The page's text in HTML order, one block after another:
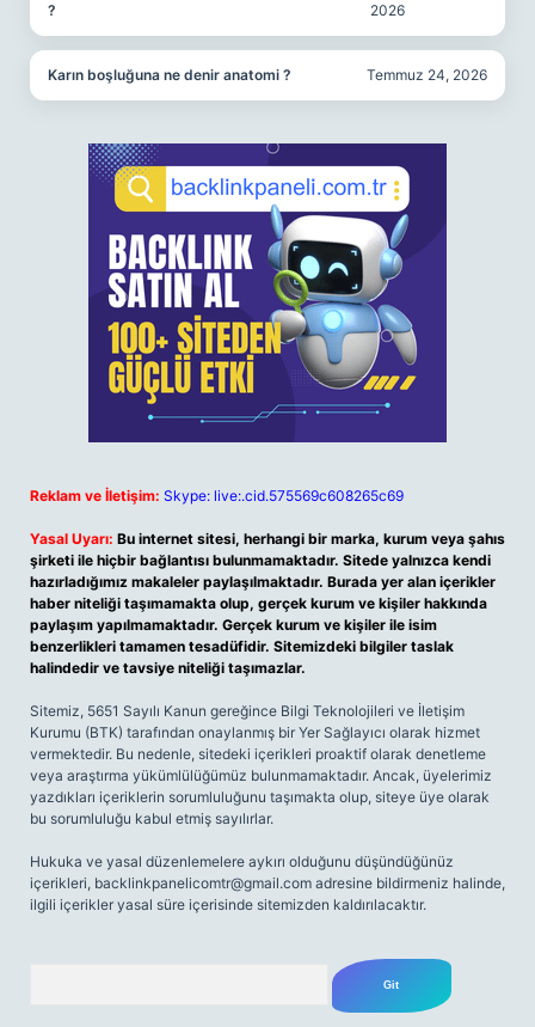
?
2026
Karın boşluğuna ne denir anatomi ? Temmuz 24, 2026
Reklam ve İletişim: Skype: live:.cid.575569c608265c69
Yasal Uyarı: Bu internet sitesi, herhangi bir marka, kurum veya şahıs
şirketi ile hiçbir bağlantısı bulunmamaktadır. Sitede yalnızca kendi
hazırladığımız makaleler paylaşılmaktadır. Burada yer alan içerikler
haber niteliği taşımamakta olup, gerçek kurum ve kişiler hakkında
paylaşım yapılmamaktadır. Gerçek kurum ve kişiler ile isim
benzerlikleri tamamen tesadüfidir. Sitemizdeki bilgiler taslak
halindedir ve tavsiye niteliği taşımazlar.
Sitemiz, 5651 Sayılı Kanun gereğince Bilgi Teknolojileri ve İletişim
Kurumu (BTK) tarafından onaylanmış bir Yer Sağlayıcı olarak hizmet
vermektedir. Bu nedenle, sitedeki içerikleri proaktif olarak denetleme
veya araştırma yükümlülüğümüz bulunmamaktadır. Ancak, üyelerimiz
yazdıkları içeriklerin sorumluluğunu taşımakta olup, siteye üye olarak
bu sorumluluğu kabul etmiş sayılırlar.
Hukuka ve yasal düzenlemelere aykırı olduğunu düşündüğünüz
içerikleri, backlinkpanelicomtr@gmail.com adresine bildirmeniz halinde,
ilgili içerikler yasal süre içerisinde sitemizden kaldırılacaktır.